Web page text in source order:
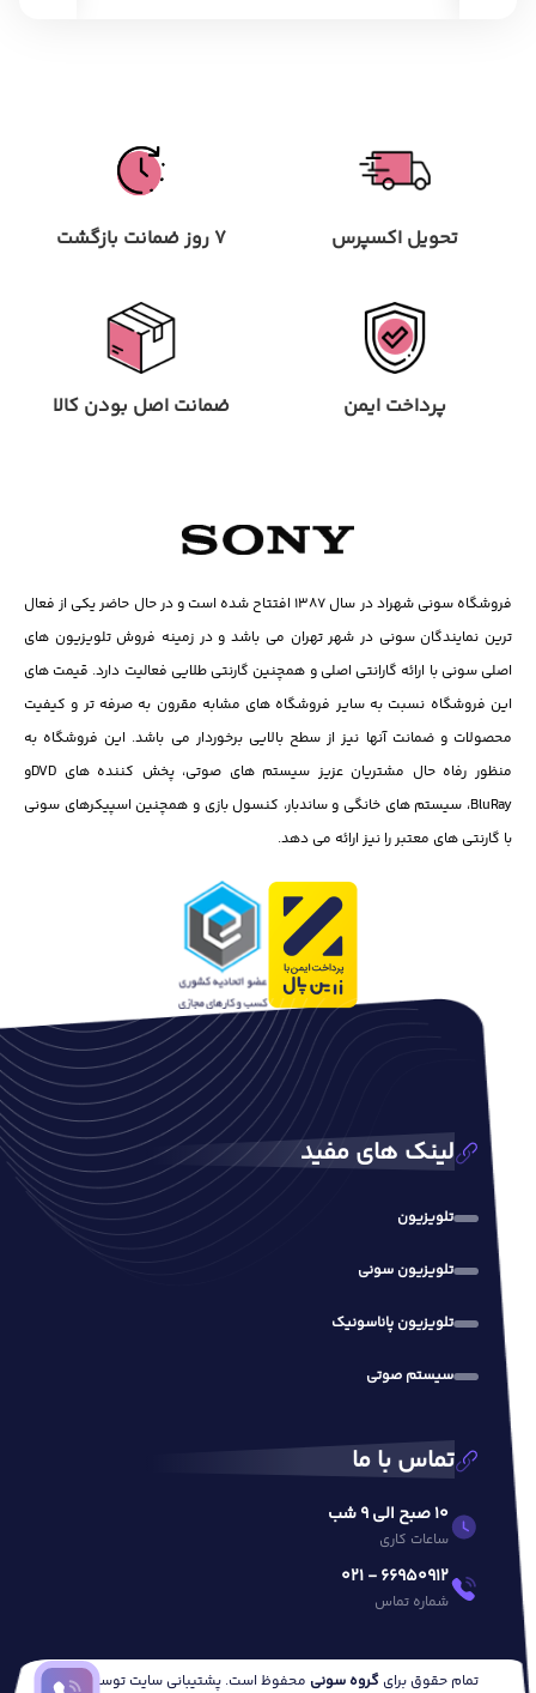
تحویل اکسپرس 7 روز ضمانت بازگشت
پرداخت ایمن ضمانت اصل بودن کالا
فروشگاه سونی شهراد در سال ۱۳۸۷ افتتاح شده است و در حال حاضر یکی از فعال
ترین نمایندگان سونی در شهر تهران می باشد و در زمینه فروش تلویزیون های
اصلی سونی با ارائه گارانتی اصلی و همچنین گارنتی طلایی فعالیت دارد. قیمت های
این فروشگاه نسبت به سایر فروشگاه های مشابه مقرون به صرفه تر و کیفیت
محصولات و ضمانت آنها نیز از سطح بالایی برخوردار می باشد. این فروشگاه به
منظور رفاه حال مشتریان عزیز سیستم های صوتی، پخش کننده های DVD‌و
BluRay، سیستم های خانگی و ساندبار، کنسول بازی و همچنین اسپیکرهای سونی
با گارنتی های معتبر را نیز ارائه می دهد.
لینک های مفید
تلویزیون
تلویزیون سونی
تلویزیون پاناسونیک
سیستم صوتی
تماس با ما
10 صبح الی 9 شب
ساعات کاری
66950912 - 021
شماره تماس
تمام حقوق برای گروه سونی محفوظ است. پشتیبانی سایت توسط وب